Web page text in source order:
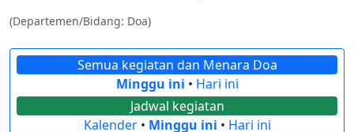
(Departemen/Bidang: Doa)
Semua kegiatan dan Menara Doa
Minggu ini • Hari ini
Jadwal kegiatan
Kalender• Minggu ini • Hari ini